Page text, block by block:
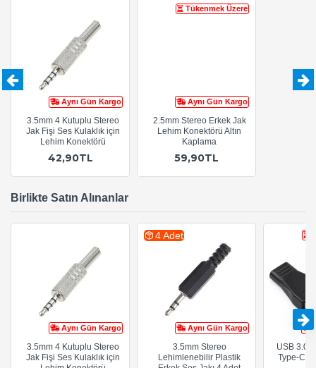
Aynı Gün Kargo
3.5mm 4 Kutuplu Stereo
Jak Fişi Ses Kulaklık için
Lehim Konektörü
42,90TL
Aynı Gün Kargo
Tükenmek Üzere
2.5mm Stereo Erkek Jak
Lehim Konektörü Altın
Kaplama
59,90TL
Birlikte Satın Alınanlar
Aynı Gün Kargo
3.5mm 4 Kutuplu Stereo
Jak Fişi Ses Kulaklık için
Aynı Gün Kargo
4 Adet
3.5mm Stereo
Lehimlenebilir Plastik
USB 3.0
Type-C